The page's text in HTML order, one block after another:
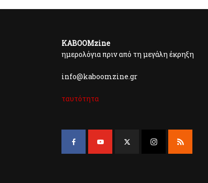
KABOOMzine
ημερολόγια πριν από τη μεγάλη έκρηξη
info@kaboomzine.gr
ταυτότητα